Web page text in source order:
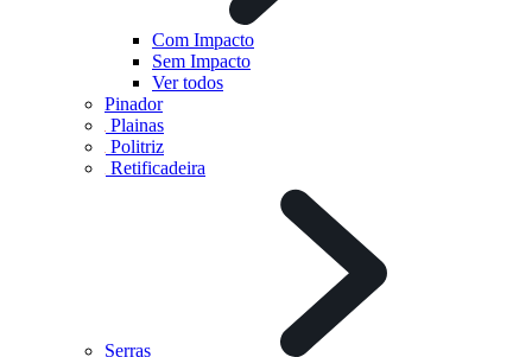
Com Impacto
Sem Impacto
Ver todos
Pinador
Plainas
Politriz
Retificadeira
Serras